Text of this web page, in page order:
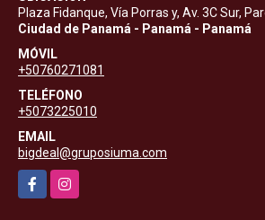
Plaza Fidanque, Vía Porras y, Av. 3C Sur,
Ciudad de Panamá - Panamá - Panamá
MÓVIL
+50760271081
TELÉFONO
+5073225010
EMAIL
bigdeal@gruposiuma.com
FacebookInstagram